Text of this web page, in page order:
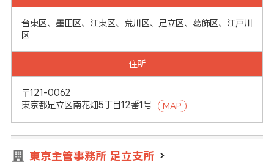
台東区、墨田区、江東区、荒川区、足立区、葛飾区、江戸川
区
住所
〒121-0062
東京都足立区南花畑5丁目12番1号
MAP
東京主管事務所 足立支所